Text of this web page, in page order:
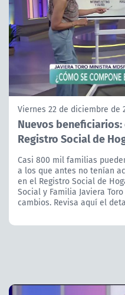
Viernes 22 de diciembre de
Nuevos
Registro Social de
Casi 800 mil familias
a los que antes no tenían
en el Registro Social de
Social y Familia Javiera
cambios. Revisa aquí el